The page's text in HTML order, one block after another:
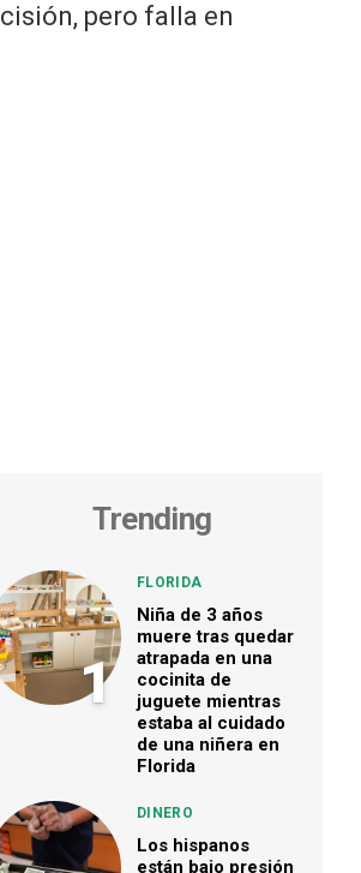
pero falla en
Trending
1
FLORIDA
Niña de 3 años
muere tras quedar
atrapada en una
cocinita de
juguete mientras
estaba al cuidado
de una niñera en
Florida
DINERO
Los hispanos
están bajo presión